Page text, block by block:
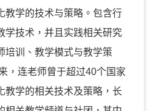
教学的技术与策略。包含行
学技术，并且实践相关研究
培训、教学模式与教学策
，连老师曾于超过40个国家
教学的相关技术及策略，长